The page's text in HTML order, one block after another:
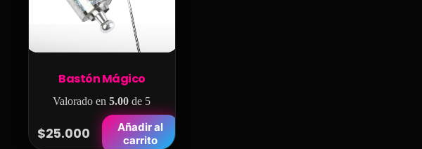
Bastón Mágico
Valorado en 5.00 de 5
$25.000
Añadir al
carrito